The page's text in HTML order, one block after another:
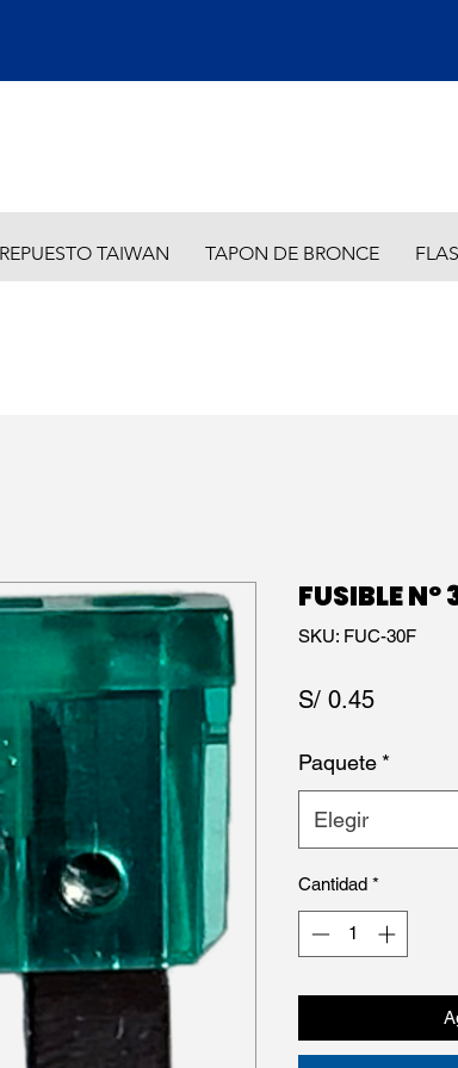
REPUESTO TAIWAN TAPON DE BRONCE
FUSIBLE Nº
SKU: FUC-30F
S/ 0.45Precio
Paquete *
Elegir
Cantidad *